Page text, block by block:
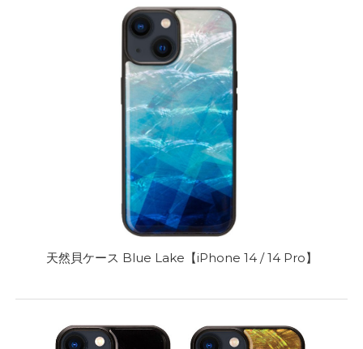
天然貝ケース Blue Lake【iPhone 14 / 14 Pro】